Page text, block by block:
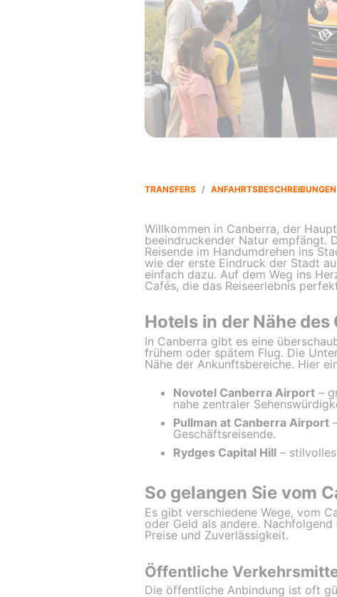
TRANSFERS / ANFAHRTSBESCHREIBUNGEN
Willkommen in Canberra, der
beeindruckender Natur empfängt.
Reisende im Handumdrehen ins
wie der erste Eindruck der Stadt
einfach dazu. Auf dem Weg ins
Cafés, die das Reiseerlebnis
Hotels in der Nähe
In Canberra gibt es eine
frühem oder spätem Flug. Die
Nähe der Ankunftsbereiche. Hier
Novotel Canberra Airport –
nahe zentraler
Pullman at Canberra Airport
Geschäftsreisende.
Rydges Capital Hill –
So gelangen Sie vom
Es gibt verschiedene Wege, vom
oder Geld als andere.
Preise und Zuverlässigkeit.
Öffentliche
Die öffentliche Anbindung ist oft